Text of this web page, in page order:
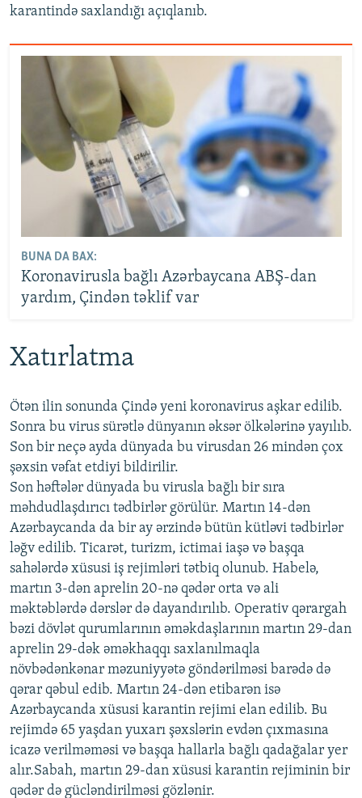
karantində saxlandığı açıqlanıb.
BUNA DA BAX:
Koronavirusla bağlı Azərbaycana ABŞ-dan
yardım, Çindən təklif var
Xatırlatma
Ötən ilin sonunda Çində yeni koronavirus aşkar edilib.
Sonra bu virus sürətlə dünyanın əksər ölkələrinə yayılıb.
Son bir neçə ayda dünyada bu virusdan 26 mindən çox
şəxsin vəfat etdiyi bildirilir.
Son həftələr dünyada bu virusla bağlı bir sıra
məhdudlaşdırıcı tədbirlər görülür. Martın 14-dən
Azərbaycanda da bir ay ərzində bütün kütləvi tədbirlər
ləğv edilib. Ticarət, turizm, ictimai iaşə və başqa
sahələrdə xüsusi iş rejimləri tətbiq olunub. Habelə,
martın 3-dən aprelin 20-nə qədər orta və ali
məktəblərdə dərslər də dayandırılıb. Operativ qərargah
bəzi dövlət qurumlarının əməkdaşlarının martın 29-dan
aprelin 29-dək əməkhaqqı saxlanılmaqla
növbədənkənar məzuniyyətə göndərilməsi barədə də
qərar qəbul edib. Martın 24-dən etibarən isə
Azərbaycanda xüsusi karantin rejimi elan edilib. Bu
rejimdə 65 yaşdan yuxarı şəxslərin evdən çıxmasına
icazə verilməməsi və başqa hallarla bağlı qadağalar yer
alır.Sabah, martın 29-dan xüsusi karantin rejiminin bir
qədər də gücləndirilməsi gözlənir.